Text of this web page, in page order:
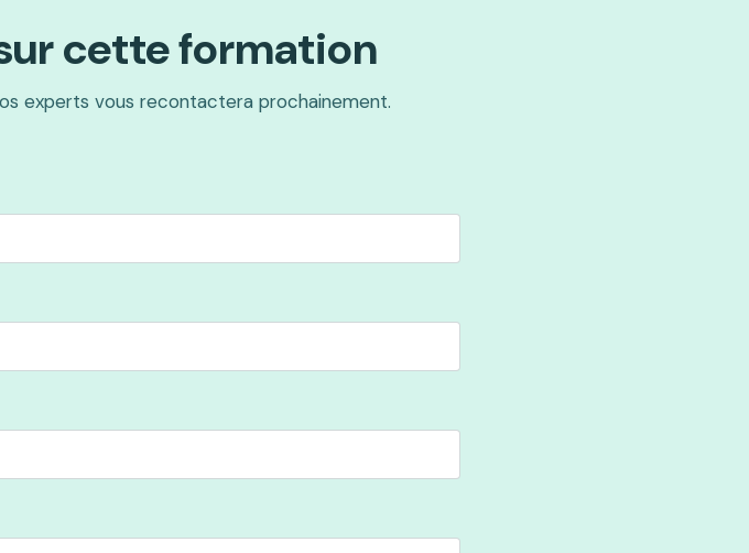
cette formation
experts vous recontactera prochainement.